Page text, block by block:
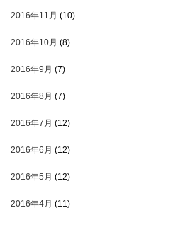
2016年11月 (10)
2016年10月 (8)
2016年9月 (7)
2016年8月 (7)
2016年7月 (12)
2016年6月 (12)
2016年5月 (12)
2016年4月 (11)